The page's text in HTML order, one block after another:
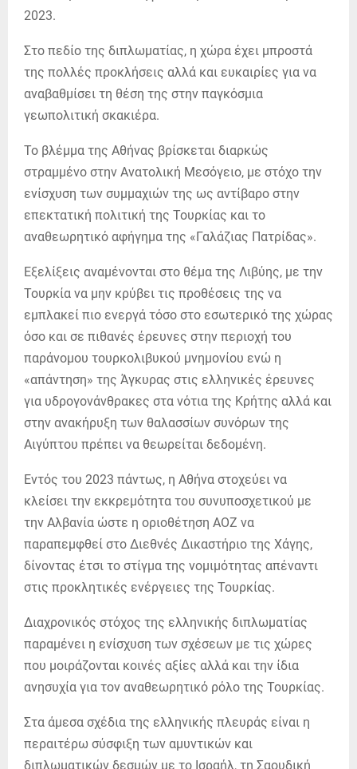
2023.
Στο πεδίο της διπλωματίας, η χώρα έχει μπροστά
της πολλές προκλήσεις αλλά και ευκαιρίες για να
αναβαθμίσει τη θέση της στην παγκόσμια
γεωπολιτική σκακιέρα.
Το βλέμμα της Αθήνας βρίσκεται διαρκώς
στραμμένο στην Ανατολική Μεσόγειο, με στόχο την
ενίσχυση των συμμαχιών της ως αντίβαρο στην
επεκτατική πολιτική της Τουρκίας και το
αναθεωρητικό αφήγημα της «Γαλάζιας Πατρίδας».
Εξελίξεις αναμένονται στο θέμα της Λιβύης, με την
Τουρκία να μην κρύβει τις προθέσεις της να
εμπλακεί πιο ενεργά τόσο στο εσωτερικό της χώρας
όσο και σε πιθανές έρευνες στην περιοχή του
παράνομου τουρκολιβυκού μνημονίου ενώ η
«απάντηση» της Άγκυρας στις ελληνικές έρευνες
για υδρογονάνθρακες στα νότια της Κρήτης αλλά και
στην ανακήρυξη των θαλασσίων συνόρων της
Αιγύπτου πρέπει να θεωρείται δεδομένη.
Εντός του 2023 πάντως, η Αθήνα στοχεύει να
κλείσει την εκκρεμότητα του συνυποσχετικού με
την Αλβανία ώστε η οριοθέτηση ΑΟΖ να
παραπεμφθεί στο Διεθνές Δικαστήριο της Χάγης,
δίνοντας έτσι το στίγμα της νομιμότητας απέναντι
στις προκλητικές ενέργειες της Τουρκίας.
Διαχρονικός στόχος της ελληνικής διπλωματίας
παραμένει η ενίσχυση των σχέσεων με τις χώρες
που μοιράζονται κοινές αξίες αλλά και την ίδια
ανησυχία για τον αναθεωρητικό ρόλο της Τουρκίας.
Στα άμεσα σχέδια της ελληνικής πλευράς είναι η
περαιτέρω σύσφιξη των αμυντικών και
διπλωματικών δεσμών με το Ισραήλ, τη Σαουδική